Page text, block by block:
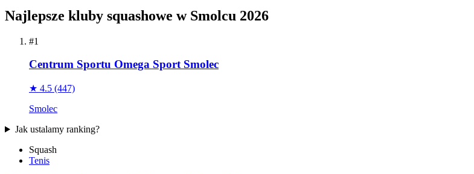
Najlepsze kluby squashowe w Smolcu 2026
#1
Centrum Sportu Omega Sport Smolec
★ 4.5 (447)
Smolec
Jak ustalamy ranking?
Squash
Tenis